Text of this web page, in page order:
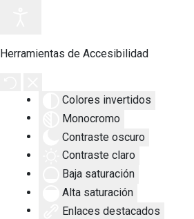
Herramientas de Accesibilidad
Colores invertidos
Monocromo
Contraste oscuro
Contraste claro
Baja saturación
Alta saturación
Enlaces destacados